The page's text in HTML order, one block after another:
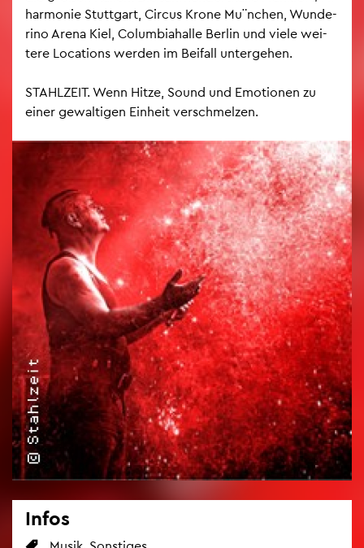
har­mo­nie Stutt­gart, Cir­cus Krone Mu¨nchen, Wun­de­
ri­no Arena Kiel, Co­lum­bia­hal­le Ber­lin und viele wei­
te­re Lo­ca­ti­ons wer­den im Bei­fall un­ter­ge­hen.
STAHL­ZEIT. Wenn Hitze, Sound und Emo­tio­nen zu
einer ge­wal­ti­gen Ein­heit ver­schmel­zen.
Infos